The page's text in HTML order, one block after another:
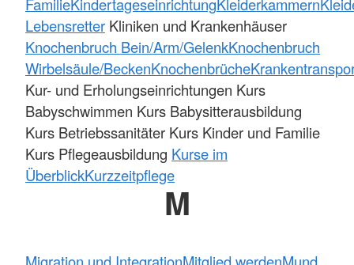
Lebensretter Kliniken und Krankenhäuser
Knochenbruch Bein/Arm/GelenkKnochenbruch
Wirbelsäule/BeckenKnochenbrüche
Kur- und Erholungseinrichtungen Kurs
Babyschwimmen Kurs Babysitterausbildung
Kurs Betriebssanitäter Kurs Kinder und Familie
Kurs Pflegeausbildung Kurse im
ÜberblickKurzzeitpflege
M